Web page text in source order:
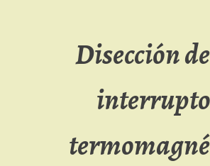
Disección